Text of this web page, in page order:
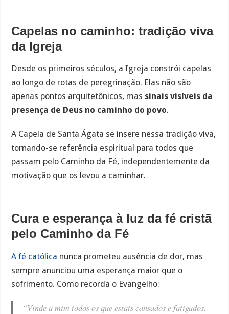
Capelas no caminho: tradição viva
da Igreja
Desde os primeiros séculos, a Igreja constrói capelas
ao longo de rotas de peregrinação. Elas não são
apenas pontos arquitetônicos, mas sinais visíveis da
presença de Deus no caminho do povo.
A Capela de Santa Ágata se insere nessa tradição viva,
tornando-se referência espiritual para todos que
passam pelo Caminho da Fé, independentemente da
motivação que os levou a caminhar.
Cura e esperança à luz da fé cristã
pelo Caminho da Fé
A fé católica nunca prometeu ausência de dor, mas
sempre anunciou uma esperança maior que o
sofrimento. Como recorda o Evangelho:
“Vinde a mim todos os que estais cansados e fatigados,